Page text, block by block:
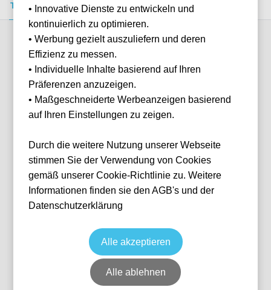
Tickets kaufen Event-Info FAQ
Verfügbare Kategorien (2)
Longside Upper Block B4/B28
15:00
Keine Tickets verfügbar
Portugal Estádio José Alvalade XXI
• Innovative Dienste zu entwickeln und
kontinuierlich zu optimieren.
• Werbung gezielt auszuliefern und deren
Effizienz zu messen.
• Individuelle Inhalte basierend auf Ihren
Präferenzen anzuzeigen.
• Maßgeschneiderte Werbeanzeigen basierend
auf Ihren Einstellungen zu zeigen.
Durch die weitere Nutzung unserer Webseite
stimmen Sie der Verwendung von Cookies
gemäß unserer Cookie-Richtlinie zu. Weitere
Informationen finden sie den AGB's und der
Datenschutzerklärung
Alle akzeptieren
Alle ablehnen